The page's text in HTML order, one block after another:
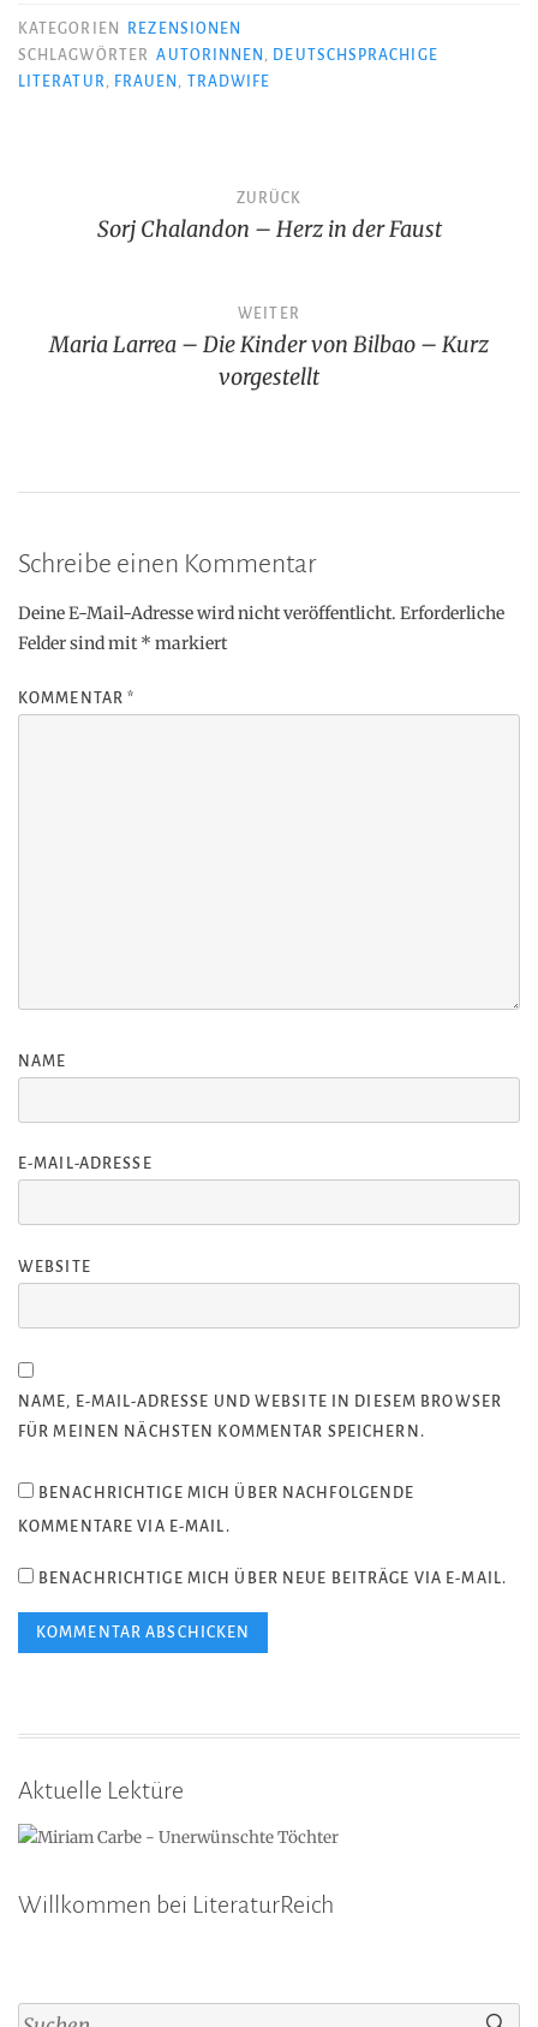
KATEGORIEN
REZENSIONEN
SCHLAGWÖRTER
AUTORINNEN , DEUTSCHSPRACHIGE
LITERATUR, FRAUEN , TRADWIFE
Beitragsnavigation
ZURÜCK
Sorj Chalandon – Herz in der Faust
WEITER
Maria Larrea – Die Kinder von Bilbao – Kurz
vorgestellt
Schreibe einen Kommentar
Deine E-Mail-Adresse wird nicht veröffentlicht. Erforderliche
Felder sind mit * markiert
KOMMENTAR*
NAME
E-MAIL-ADRESSE
WEBSITE
NAME, E-MAIL-ADRESSE UND WEBSITE IN DIESEM BROWSER
FÜR MEINEN NÄCHSTEN KOMMENTAR SPEICHERN.
BENACHRICHTIGE MICH ÜBER NACHFOLGENDE
KOMMENTARE VIA E-MAIL.
BENACHRICHTIGE MICH ÜBER NEUE BEITRÄGE VIA E-MAIL.
Aktuelle Lektüre
Willkommen bei LiteraturReich
Suchen